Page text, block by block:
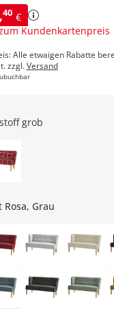
,40 €
Kundenkartenpreis
Alle etwaigen Rabatte
zzgl.Versand
grob
Rosa, Grau